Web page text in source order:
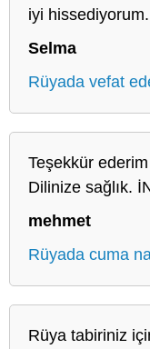
iyi
Selma
Rüyada vefat
Teşekkür
Dilinize sağlık.
mehmet
Rüyada cuma
Rüya tabiriniz